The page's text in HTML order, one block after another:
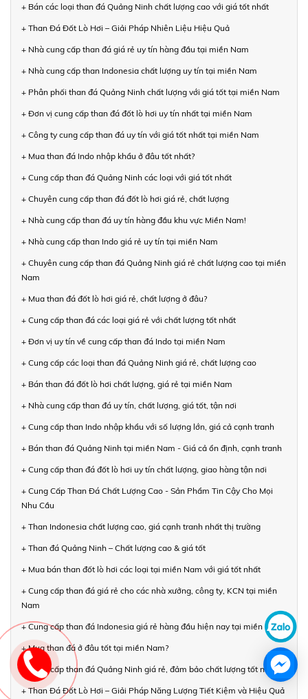
+ Bán các loại than đá Quảng Ninh chất lượng cao với giá tốt nhất
+ Than Đá Đốt Lò Hơi – Giải Pháp Nhiên Liệu Hiệu Quả
+ Nhà cung cấp than đá giá rẻ uy tín hàng đầu tại miền Nam
+ Nhà cung cấp than Indonesia chất lượng uy tín tại miền Nam
+ Phân phối than đá Quảng Ninh chất lượng với giá tốt tại miền Nam
+ Đơn vị cung cấp than đá đốt lò hơi uy tín nhất tại miền Nam
+ Công ty cung cấp than đá uy tín với giá tốt nhất tại miền Nam
+ Mua than đá Indo nhập khẩu ở đâu tốt nhất?
+ Cung cấp than đá Quảng Ninh các loại với giá tốt nhất
+ Chuyên cung cấp than đá đốt lò hơi giá rẻ, chất lượng
+ Nhà cung cấp than đá uy tín hàng đầu khu vực Miền Nam!
+ Nhà cung cấp than Indo giá rẻ uy tín tại miền Nam
+ Chuyên cung cấp than đá Quảng Ninh giá rẻ chất lượng cao tại miền
Nam
+ Mua than đá đốt lò hơi giá rẻ, chất lượng ở đâu?
+ Cung cấp than đá các loại giá rẻ với chất lượng tốt nhất
+ Đơn vị uy tín về cung cấp than đá Indo tại miền Nam
+ Cung cấp các loại than đá Quảng Ninh giá rẻ, chất lượng cao
+ Bán than đá đốt lò hơi chất lượng, giá rẻ tại miền Nam
+ Nhà cung cấp than đá uy tín, chất lượng, giá tốt, tận nơi
+ Cung cấp than Indo nhập khẩu với số lượng lớn, giá cả cạnh tranh
+ Bán than đá Quảng Ninh tại miền Nam - Giá cả ổn định, cạnh tranh
+ Cung cấp than đá đốt lò hơi uy tín chất lượng, giao hàng tận nơi
+ Cung Cấp Than Đá Chất Lượng Cao - Sản Phẩm Tin Cậy Cho Mọi
Nhu Cầu
+ Than Indonesia chất lượng cao, giá cạnh tranh nhất thị trường
+ Than đá Quảng Ninh – Chất lượng cao & giá tốt
+ Mua bán than đốt lò hơi các loại tại miền Nam với giá tốt nhất
+ Cung cấp than đá giá rẻ cho các nhà xưởng, công ty, KCN tại miền
Nam
+ Cung cấp than đá Indonesia giá rẻ hàng đầu hiện nay tại miền Nam
+ Mua than đá ở đâu tốt tại miền Nam?
+ Cung cấp than đá Quảng Ninh giá rẻ, đảm bảo chất lượng tốt nhất
+ Than Đá Đốt Lò Hơi – Giải Pháp Năng Lượng Tiết Kiệm và Hiệu Quả